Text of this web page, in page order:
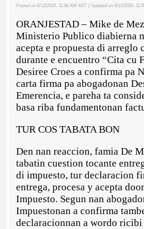
Posted on 6/12/2026, 11:48 AM AST | Updated on 6/12/2026,
ORANJESTAD – Mike de
Ministerio Publico diabierna
acepta e propuesta di arreglo
durante e encuentro “Cita cu
Desiree Croes a confirma pa
carta firma pa abogadonan
Emerencia, e pareha ta
basa riba fundamentonan
TUR COS TABATA BON
Den nan reaccion, famia De
tabatin cuestion tocante
di impuesto, tur declaracion
entrega, procesa y acepta
Impuesto. Segun nan
Impuestonan a confirma
declaracionnan a wordo